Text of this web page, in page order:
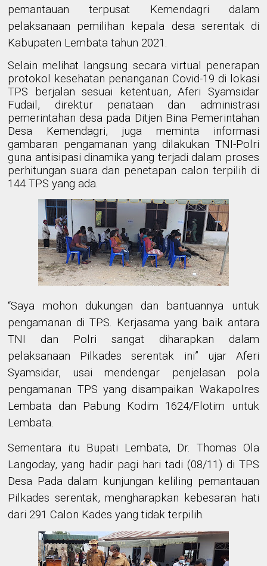
pemantauan terpusat Kemendagri dalam
pelaksanaan pemilihan kepala desa serentak di
Kabupaten Lembata tahun 2021.
Selain melihat langsung secara virtual penerapan
protokol kesehatan penanganan Covid-19 di lokasi
TPS berjalan sesuai ketentuan, Aferi Syamsidar
Fudail, direktur penataan dan administrasi
pemerintahan desa pada Ditjen Bina Pemerintahan
Desa Kemendagri, juga meminta informasi
gambaran pengamanan yang dilakukan TNI-Polri
guna antisipasi dinamika yang terjadi dalam proses
perhitungan suara dan penetapan calon terpilih di
144 TPS yang ada.
“Saya mohon dukungan dan bantuannya untuk
pengamanan di TPS. Kerjasama yang baik antara
TNI dan Polri sangat diharapkan dalam
pelaksanaan Pilkades serentak ini” ujar Aferi
Syamsidar, usai mendengar penjelasan pola
pengamanan TPS yang disampaikan Wakapolres
Lembata dan Pabung Kodim 1624/Flotim untuk
Lembata.
Sementara itu Bupati Lembata, Dr. Thomas Ola
Langoday, yang hadir pagi hari tadi (08/11) di TPS
Desa Pada dalam kunjungan keliling pemantauan
Pilkades serentak, mengharapkan kebesaran hati
dari 291 Calon Kades yang tidak terpilih.